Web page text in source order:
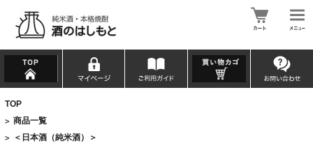
TOP
> 商品一覧
> ＜日本酒（純米酒）＞